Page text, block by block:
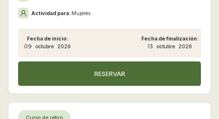
Actividad para: Mujeres
Fecha de inicio:
09 octubre 2026
Fecha de finalización:
13 octubre 2026
RESERVAR
Curso de retiro